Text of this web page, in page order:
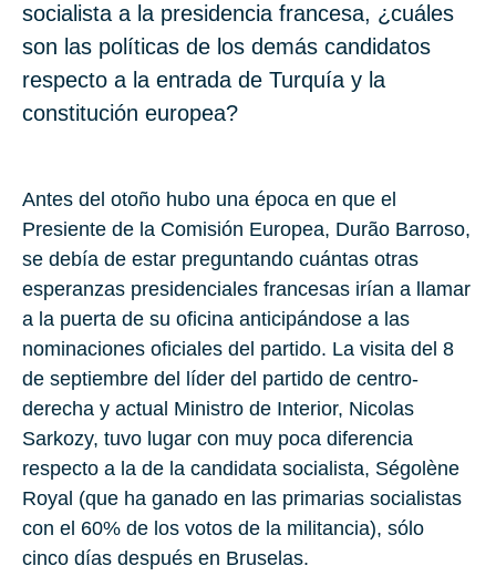
socialista a la presidencia francesa, ¿cuáles
son las políticas de los demás candidatos
respecto a la entrada de Turquía y la
constitución europea?
Antes del otoño hubo una época en que el
Presiente de la Comisión Europea, Durão Barroso,
se debía de estar preguntando cuántas otras
esperanzas presidenciales francesas irían a llamar
a la puerta de su oficina anticipándose a las
nominaciones oficiales del partido. La visita del 8
de septiembre del líder del partido de centro-
derecha y actual Ministro de Interior, Nicolas
Sarkozy, tuvo lugar con muy poca diferencia
respecto a la de la candidata socialista, Ségolène
Royal (que ha ganado en las primarias socialistas
con el 60% de los votos de la militancia), sólo
cinco días después en Bruselas.